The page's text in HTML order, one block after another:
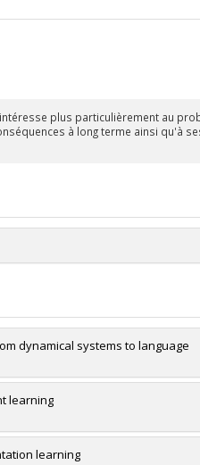
plus particulièrement au
à long terme ainsi qu'à
dynamical systems to language
learning
learning